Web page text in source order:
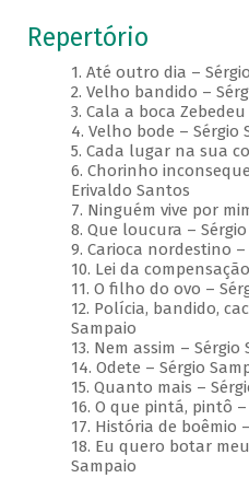
Repertório
1. Até outro dia –
2. Velho bandido –
3. Cala a boca
4. Velho bode – Sérgio
5. Cada lugar na sua
6. Chorinho
Erivaldo Santos
7. Ninguém vive por
8. Que loucura –
9. Carioca nordestino
10. Lei da
11. O filho do ovo –
12. Polícia, bandido,
Sampaio
13. Nem assim – Sérgio
14. Odete – Sérgio
15. Quanto mais –
16. O que pintá, pintô
17. História de boêmio
18. Eu quero botar
Sampaio